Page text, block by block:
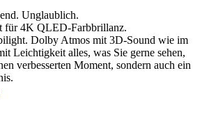
Unglaublich.
für 4K QLED-Farbbrillanz.
Dolby Atmos mit 3D-Sound wie im
Leichtigkeit alles, was Sie gerne sehen,
verbesserten Moment, sondern auch ein